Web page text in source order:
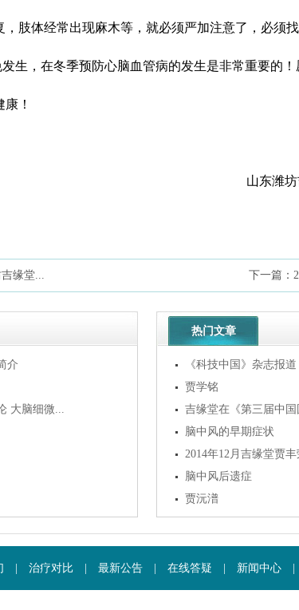
肢体经常出现麻木等，就必须严加注意了，必须
生，在冬季预防心脑血管病的发生是非常重要的
！
山东潍坊
缘堂... 下一篇：
介
大脑细微...
热门文章
《科技中国》杂志报
贾学铭
吉缘堂在《第三届中
脑中风的早期症状
2014年12月吉缘堂贾
脑中风后遗症
贾沅潽
治疗对比 最新公告 在线答疑 新闻中心